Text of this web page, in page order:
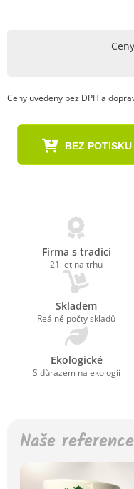
Ceny uvedeny bez DPH a
BEZ POTISKU
Firma s tradicí
21 let na trhu
Skladem
Reálné počty skladů
Ekologické
S důrazem na ekologii
Naše